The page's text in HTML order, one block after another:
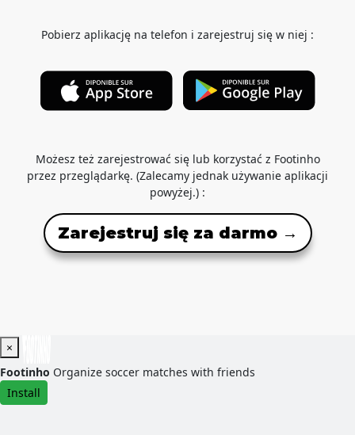
Pobierz aplikację na telefon i zarejestruj się w niej :
Możesz też zarejestrować się lub korzystać z Footinho
przez przeglądarkę. (Zalecamy jednak używanie aplikacji
powyżej.) :
Zarejestruj się za darmo →
×
Footinho Organize soccer matches with friends
Install